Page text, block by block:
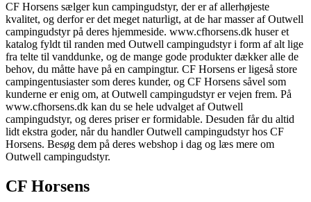
CF Horsens sælger kun campingudstyr, der er af allerhøjeste
kvalitet, og derfor er det meget naturligt, at de har masser af Outwell
campingudstyr på deres hjemmeside. www.cfhorsens.dk huser et
katalog fyldt til randen med Outwell campingudstyr i form af alt lige
fra telte til vanddunke, og de mange gode produkter dækker alle de
behov, du måtte have på en campingtur. CF Horsens er ligeså store
campingentusiaster som deres kunder, og CF Horsens såvel som
kunderne er enig om, at Outwell campingudstyr er vejen frem. På
www.cfhorsens.dk kan du se hele udvalget af Outwell
campingudstyr, og deres priser er formidable. Desuden får du altid
lidt ekstra goder, når du handler Outwell campingudstyr hos CF
Horsens. Besøg dem på deres webshop i dag og læs mere om
Outwell campingudstyr.
CF Horsens